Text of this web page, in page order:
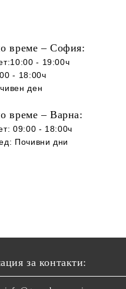
време – София:
- 19:00ч
- 18:00ч
ден
време – Варна:
09:00 - 18:00ч
: Почивни дни
за контакти: